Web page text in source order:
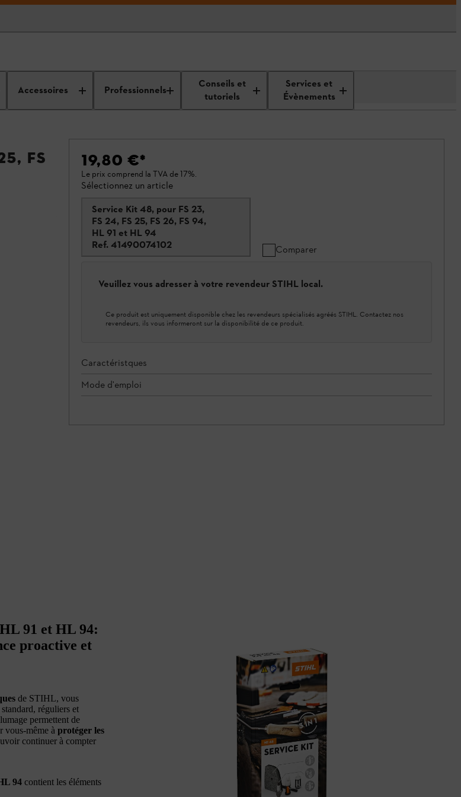
Accessoires Professionnels
Conseils et
tutoriels
Services et
Évènements
FS
19,80 €*
Le prix comprend la TVA de 17%.
Sélectionnez un article
Service Kit 48, pour FS 23,
FS 24, FS 25, FS 26, FS 94,
HL 91 et HL 94
Ref. 41490074102 Comparer
Veuillez vous adresser à votre revendeur STIHL local.
Ce produit est uniquement disponible chez les revendeurs spécialisés agréés STIHL. Contactez nos
revendeurs, ils vous informeront sur la disponibilité de ce produit.
Caractéristques
Mode d'emploi
91 et HL 94:
proactive et
de STIHL, vous
réguliers et
permettent de
vous-même à protéger les
continuer à compter
94 contient les éléments